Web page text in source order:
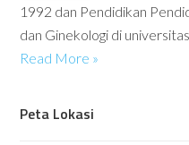
1992 dan Pendidikan
dan Ginekologi di
Read More »
Peta Lokasi